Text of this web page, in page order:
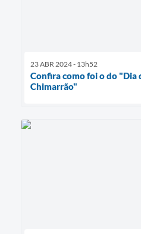
23 ABR 2024 - 13h52
Confira como foi o do "Dia
Chimarrão"